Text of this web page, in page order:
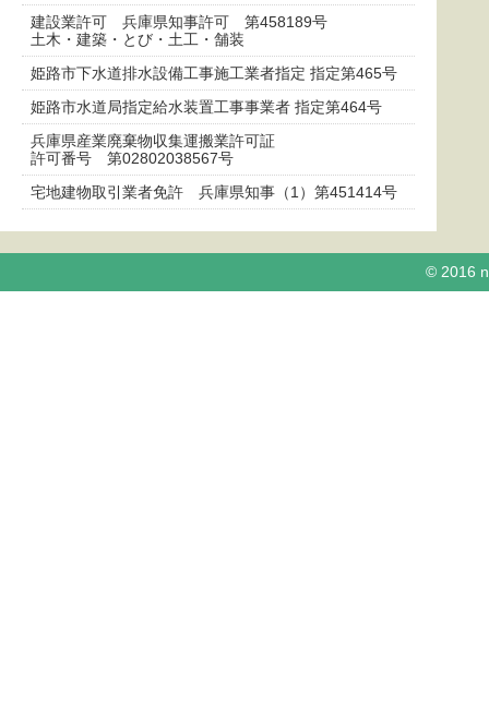
建設業許可 兵庫県知事許可 第458189号
土木・建築・とび・土工・舗装
姫路市下水道排水設備工事施工業者指定 指定第465号
姫路市水道局指定給水装置工事事業者 指定第464号
兵庫県産業廃棄物収集運搬業許可証
許可番号 第02802038567号
宅地建物取引業者免許 兵庫県知事（1）第451414号
© 2016